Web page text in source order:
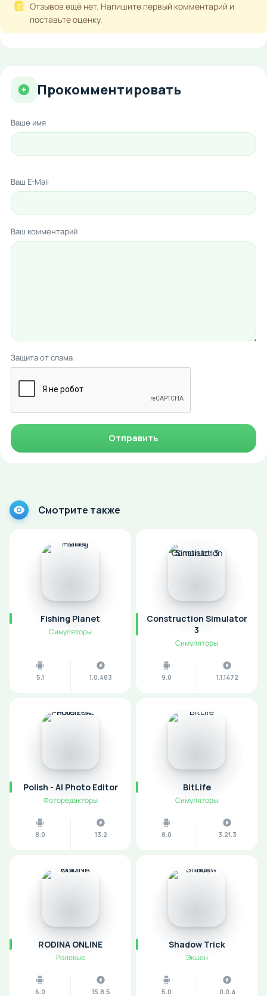
Отзывов ещё нет. Напишите первый комментарий и
поставьте оценку.
Прокомментировать
Ваше имя
Ваш E-Mail
Ваш комментарий
Защита от спама
Отправить
Смотрите также
Fishing Planet
Симуляторы
5.1 1.0.483
Construction Simulator
3
Симуляторы
9.0 1.1.1472
Polish - AI Photo Editor
Фоторедакторы
8.0 13.2
BitLife
Симуляторы
8.0 3.21.3
RODINA ONLINE
Ролевые
6.0 15.8.5
Shadow Trick
Экшен
5.0 0.0.4